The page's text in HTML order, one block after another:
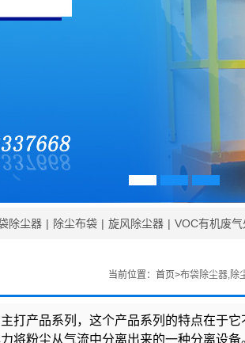
除尘器 | 除尘布袋 | 旋风除尘器 | VOC有机废
当前位置： 首页>布袋除尘器,除
打产品系列，这个产品系列的特点在于它
将粉尘从气流中分离出来的一种分离设